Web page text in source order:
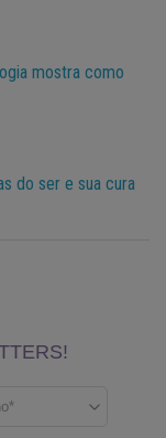
mostra como
do ser e sua cura